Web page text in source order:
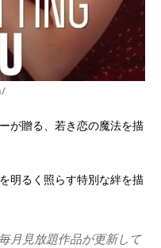
が贈る、若き恋の魔法を描
明るく照らす特別な絆を描
月見放題作品が更新して